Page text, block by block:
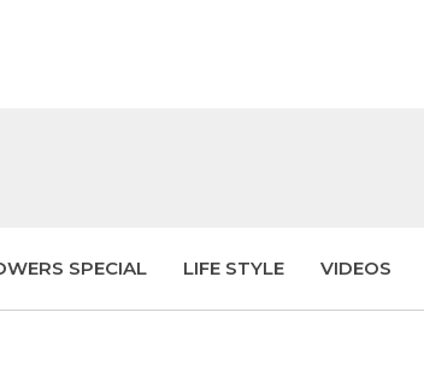
SPECIAL LIFE STYLE VIDEOS